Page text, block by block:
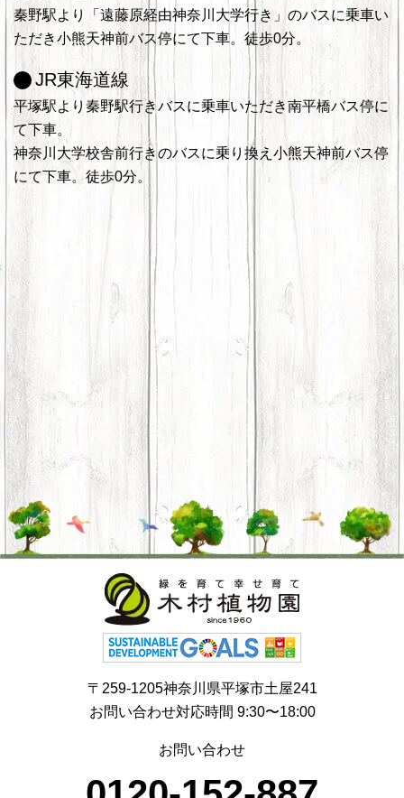
秦野駅より「遠藤原経由神奈川大学行き」のバスに乗車い
ただき小熊天神前バス停にて下車。徒歩0分。
JR東海道線
平塚駅より秦野駅行きバスに乗車いただき南平橋バス停に
て下車。
神奈川大学校舎前行きのバスに乗り換え小熊天神前バス停
にて下車。徒歩0分。
〒259-1205神奈川県平塚市土屋241
お問い合わせ対応時間 9:30〜18:00
お問い合わせ